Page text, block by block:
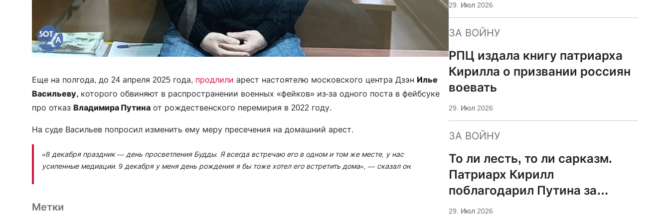
Еще на полгода, до 24 апреля 2025 года, продлили арест настоятелю московского центра Дзэн Илье
Васильеву, которого обвиняют в распространении военных «фейков» из-за одного поста в фейбсуке
про отказ Владимира Путина от рождественского перемирия в 2022 году.
На суде Васильев попросил изменить ему меру пресечения на домашний арест.
«8 декабря праздник — день просветления Будды. Я всегда встречаю его в одном и том же месте, у нас
усиленные медиации. 9 декабря у меня день рождения я бы тоже хотел его встретить дома», — сказал он.
Метки
29. Июл 2026
ЗА ВОЙНУ
РПЦ издала книгу патриарха
Кирилла о призвании россиян
воевать
29. Июл 2026
ЗА ВОЙНУ
То ли лесть, то ли сарказм.
Патриарх Кирилл
поблагодарил Путина за
защиту суверенитета и
29. Июл 2026